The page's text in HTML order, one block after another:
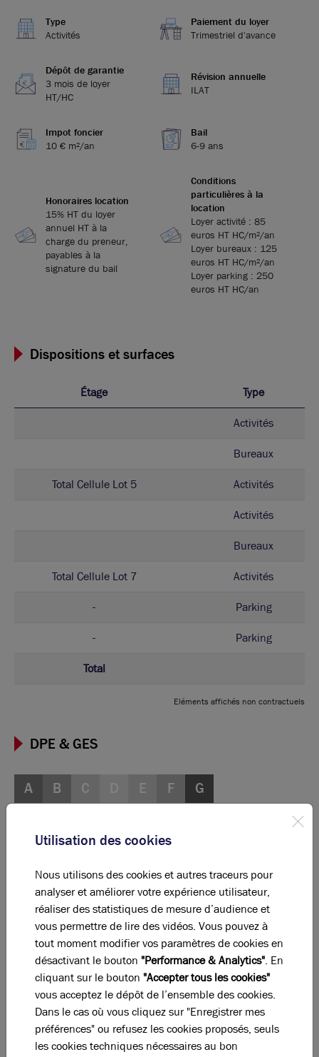
Type
Activités
Paiement du loyer
Trimestriel d'avance
Dépôt de garantie
3 mois de loyer
HT/HC
Révision annuelle
ILAT
Impot foncier
10 € m²/an
Bail
6-9 ans
Honoraires location
15% HT du loyer
annuel HT à la
charge du preneur,
payables à la
signature du bail
Conditions
particulières à la
location
Loyer activité : 85
euros HT HC/m²/an
Loyer bureaux : 125
euros HT HC/m²/an
Loyer parking : 250
euros HT HC/an
Dispositions et surfaces
Étage Type
Activités
Bureaux
Total Cellule Lot 5 Activités
Activités
Bureaux
Total Cellule Lot 7 Activités
- Parking
- Parking
Total
Eléments affichés non contractuels
DPE & GES
A B C E F G
Diagnostic de performance énergétique
B C D E F G
Indice d'émission de gaz à effet de serre
Diagnostic GES en cours
La perle rare pour votreprojet immobilier
Ces offres peuvent vous intéresser !
Utilisation des cookies
Nous utilisons des cookies et autres traceurs pour
analyser et améliorer votre expérience utilisateur,
réaliser des statistiques de mesure d’audience et
vous permettre de lire des vidéos. Vous pouvez à
tout moment modifier vos paramètres de cookies en
désactivant le bouton "Performance & Analytics". En
cliquant sur le bouton "Accepter tous les cookies"
vous acceptez le dépôt de l’ensemble des cookies.
Dans le cas où vous cliquez sur "Enregistrer mes
préférences" ou refusez les cookies proposés, seuls
les cookies techniques nécessaires au bon